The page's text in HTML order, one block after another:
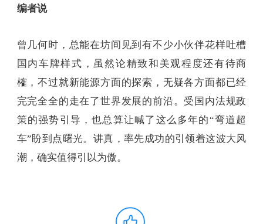
编者说
曾几何时，总能在坊间见到有不少小伙伴花样吐槽
国内车牌样式，虽然论精致和美观程度还有待商
榷，不过就新能源方面的探索，无疑各方面都已经
完完全全的走在了世界发展的前沿。受国内法规政
策的强势引导，也总算让喊了这么多年的“弯道超
车”盼到点曙光。讲真，率先成功的引领着这波大风
潮，确实值得引以为傲。